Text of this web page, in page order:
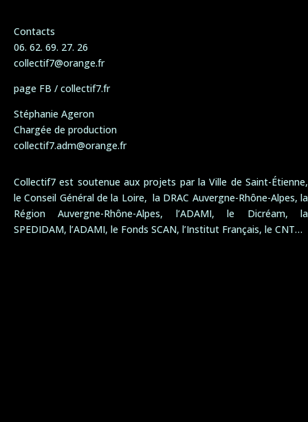
Contacts
06. 62. 69. 27. 26
collectif7@orange.fr
page FB / collectif7.fr
Stéphanie Ageron
Chargée de production
collectif7.adm@orange.fr
Collectif7 est soutenue aux projets par la Ville de Saint-Étienne,
le Conseil Général de la Loire, la DRAC Auvergne-Rhône-Alpes, la
Région Auvergne-Rhône-Alpes, l’ADAMI, le Dicréam, la
SPEDIDAM, l’ADAMI, le Fonds SCAN, l’Institut Français, le CNT…